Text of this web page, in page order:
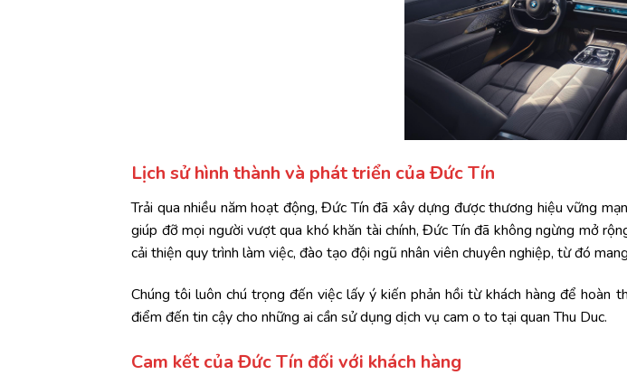
Lịch sử hình thành và phát triển của Đức Tín
Trải qua nhiều năm hoạt động, Đức Tín đã xây dựng được thương hiệu vững
giúp đỡ mọi người vượt qua khó khăn tài chính, Đức Tín đã không ngừng mở
cải thiện quy trình làm việc, đào tạo đội ngũ nhân viên chuyên nghiệp, từ đó
Chúng tôi luôn chú trọng đến việc lấy ý kiến phản hồi từ khách hàng để
điểm đến tin cậy cho những ai cần sử dụng dịch vụ cam o to tại quan Thu Duc.
Cam kết của Đức Tín đối với khách hàng